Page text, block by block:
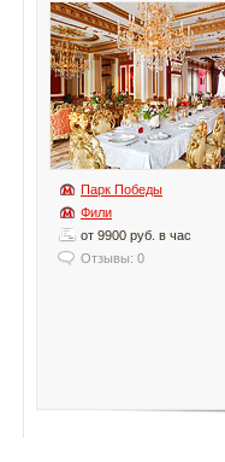
Парк Победы
Фили
от 9900 руб. в час
Отзывы: 0